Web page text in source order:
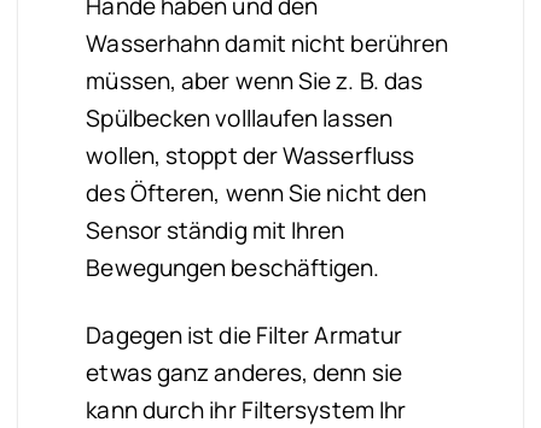
Wasserhahn damit nicht berühren
müssen, aber wenn Sie z. B. das
Spülbecken volllaufen lassen
wollen, stoppt der Wasserfluss
des Öfteren, wenn Sie nicht den
Sensor ständig mit Ihren
Bewegungen beschäftigen.
Dagegen ist die Filter Armatur
etwas ganz anderes, denn sie
kann durch ihr Filtersystem Ihr